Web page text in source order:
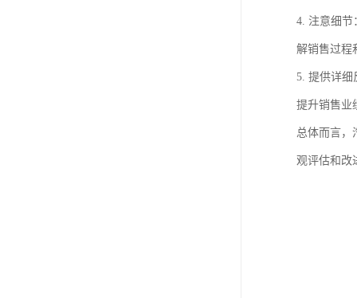
4. 注意细节
解销售过程
5. 提供详细
提升销售业
总体而言，
观评估和改